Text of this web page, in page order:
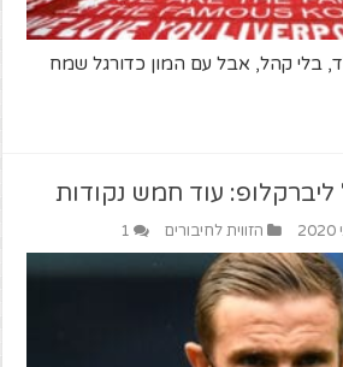
בלי קהל, אבל עם המון כדורגל שמח
ליברקלופ: עוד חמש נקודות
הזווית לחיבורים 1